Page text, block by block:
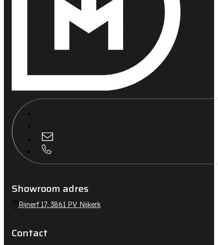
Showroom adres
Rijnerf 17, 3861 PV Nijkerk
Contact